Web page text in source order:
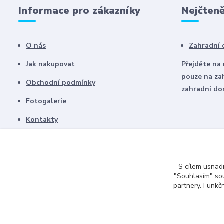
Informace pro zákazníky
O nás
Jak nakupovat
Obchodní podmínky
Fotogalerie
Kontakty
Zahradní
Přejděte na
pouze na
zahradní
S cílem
"Souhlasím"
partnery.